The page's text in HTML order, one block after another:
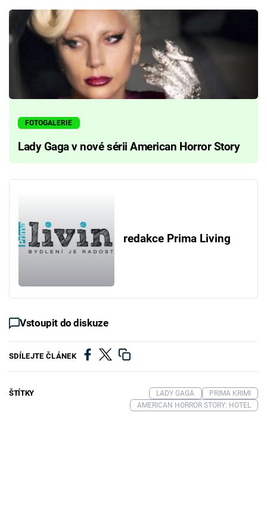
FOTOGALERIE
Lady Gaga v nové sérii American Horror Story
redakce Prima Living
Vstoupit do diskuze
SDÍLEJTE ČLÁNEK
ŠTÍTKY LADY GAGA
PRIMA KRIMI
AMERICAN HORROR STORY: HOTEL